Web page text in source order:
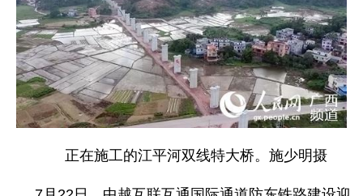
正在施工的江平河双线特大桥。施少明摄